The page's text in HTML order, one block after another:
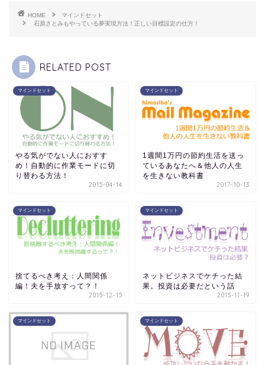
HOME
マインドセット
石原さとみもやっている夢実現方法！正しい目標設定の仕方！
RELATED POST
マインドセット
やる気がでない人におすす
め！自動的に作業モードに切
り替わる方法！
2015-04-14
マインドセット
1週間1万円の節約生活を送っ
ているあなたへ＆他人の人生
を生きない教科書
2017-10-13
マインドセット
捨てるべき考え：人間関係
編！夫を手放すって？！
2015-12-15
マインドセット
ネットビジネスでケチった結
果。投資は必要だという話
2015-11-19
マインドセット マインドセット